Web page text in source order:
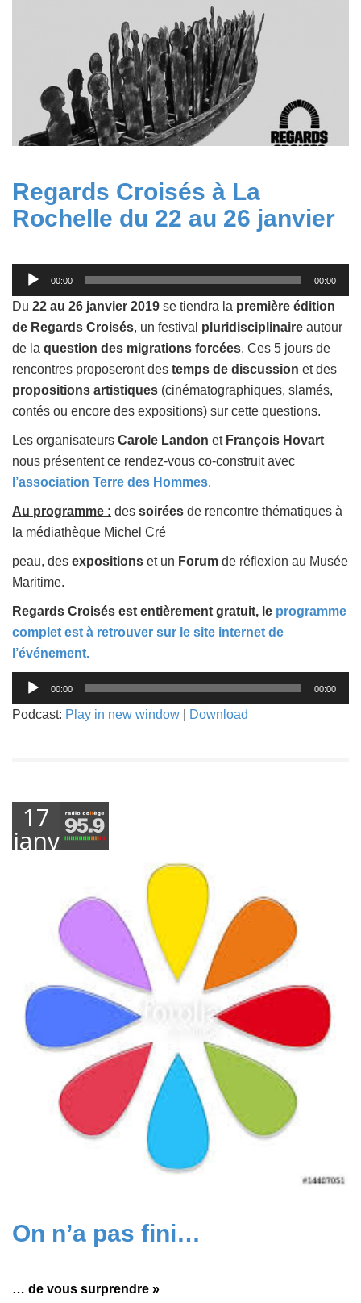
Regards Croisés à La
Rochelle du 22 au 26 janvier
Lecteur
audio
00:00 00:00
Du 22 au 26 janvier 2019 se tiendra la première édition
de Regards Croisés, un festival pluridisciplinaire autour
de la question des migrations forcées. Ces 5 jours de
rencontres proposeront des temps de discussion et des
propositions artistiques (cinématographiques, slamés,
contés ou encore des expositions) sur cette questions.
Les organisateurs Carole Landon etFrançois Hovart
nous présentent ce rendez-vous co-construit avec
l’association Terre des Hommes.
Au programme : des soirées de rencontre thématiques à
la médiathèque Michel Cré
peau, des expositions et un Forum de réflexion au Musée
Maritime.
Regards Croisés est entièrement gratuit, le programme
complet est à retrouver sur le site internet de
l’événement.
Lecteur
audio
00:00 00:00
Podcast: Play in new window Download
17
janvier
On n’a pas fini…
… de vous surprendre »